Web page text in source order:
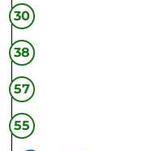
r
d
w
i
j
k
s
t
e
r
d
a
n
h
o
30
38
57
55